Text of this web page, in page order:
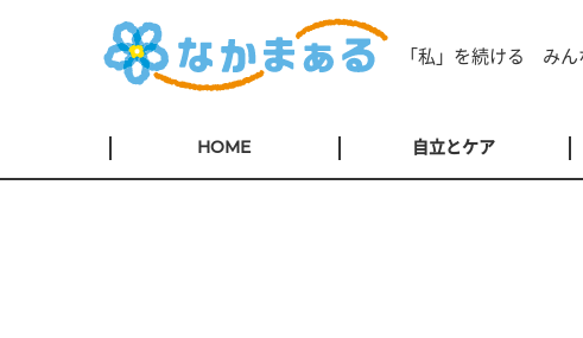
「私」を続ける みん
HOME 自立とケア